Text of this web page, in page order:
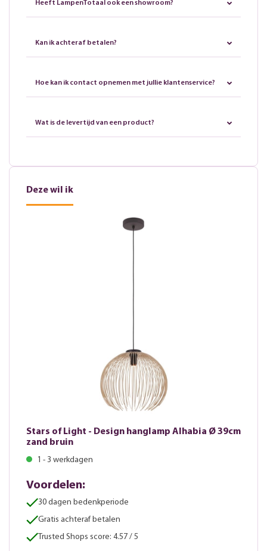
Heeft LampenTotaal ook een showroom?
Kan ik achteraf betalen?
Hoe kan ik contact opnemen met jullie klantenservice?
Wat is de levertijd van een product?
Deze wil ik
Stars of Light - Design hanglamp Alhabia Ø 39cm
zand bruin
1 - 3 werkdagen
Voordelen:
30 dagen bedenkperiode
Gratis achteraf betalen
Trusted Shops score: 4.57 / 5